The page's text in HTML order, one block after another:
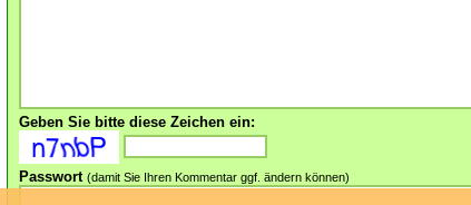
Geben Sie bitte diese Zeichen ein:
Passwort (damit Sie Ihren Kommentar ggf. ändern können)